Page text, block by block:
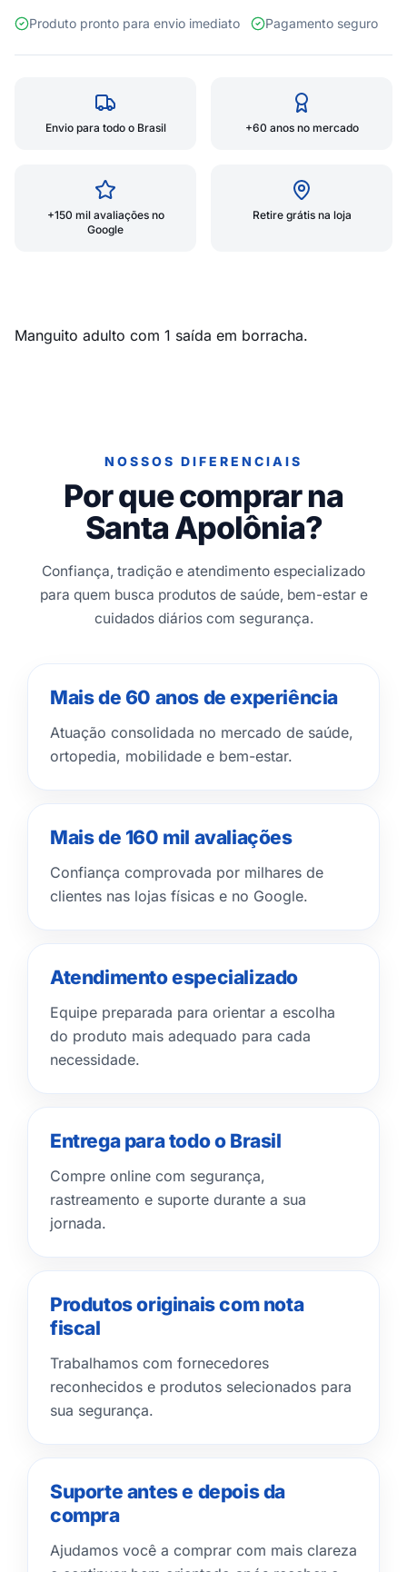
Produto pronto para envio imediato Pagamento seguro
Envio para todo o Brasil +60 anos no mercado
+150 mil avaliações no
Google
Retire grátis na loja
Manguito adulto com 1 saída em borracha.
NOSSOS DIFERENCIAIS
Por que comprar na
Santa Apolônia?
Confiança, tradição e atendimento especializado
para quem busca produtos de saúde, bem-estar e
cuidados diários com segurança.
Mais de 60 anos de experiência
Atuação consolidada no mercado de saúde,
ortopedia, mobilidade e bem-estar.
Mais de 160 mil avaliações
Confiança comprovada por milhares de
clientes nas lojas físicas e no Google.
Atendimento especializado
Equipe preparada para orientar a escolha
do produto mais adequado para cada
necessidade.
Entrega para todo o Brasil
Compre online com segurança,
rastreamento e suporte durante a sua
jornada.
Produtos originais com nota
fiscal
Trabalhamos com fornecedores
reconhecidos e produtos selecionados para
sua segurança.
Suporte antes e depois da
compra
Ajudamos você a comprar com mais clareza